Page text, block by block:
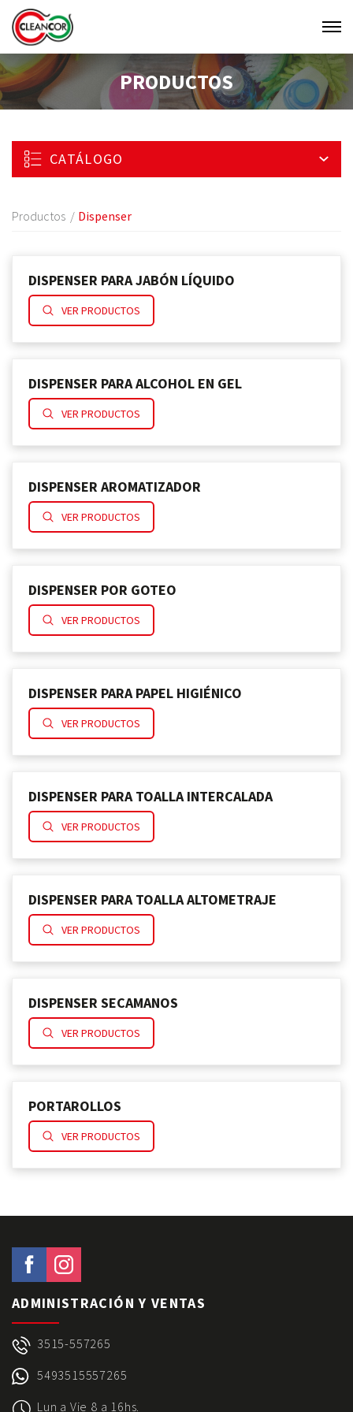
Clean
Cor
PRODUCTOS
CATÁLOGO
Productos Dispenser
DISPENSER PARA JABÓN LÍQUIDO
VER PRODUCTOS
DISPENSER PARA ALCOHOL EN GEL
VER PRODUCTOS
DISPENSER AROMATIZADOR
VER PRODUCTOS
DISPENSER POR GOTEO
VER PRODUCTOS
DISPENSER PARA PAPEL HIGIÉNICO
VER PRODUCTOS
DISPENSER PARA TOALLA INTERCALADA
VER PRODUCTOS
DISPENSER PARA TOALLA ALTOMETRAJE
VER PRODUCTOS
DISPENSER SECAMANOS
VER PRODUCTOS
PORTAROLLOS
VER PRODUCTOS
ADMINISTRACIÓN Y VENTAS
3515-557265
5493515557265
Lun a Vie 8 a 16hs.